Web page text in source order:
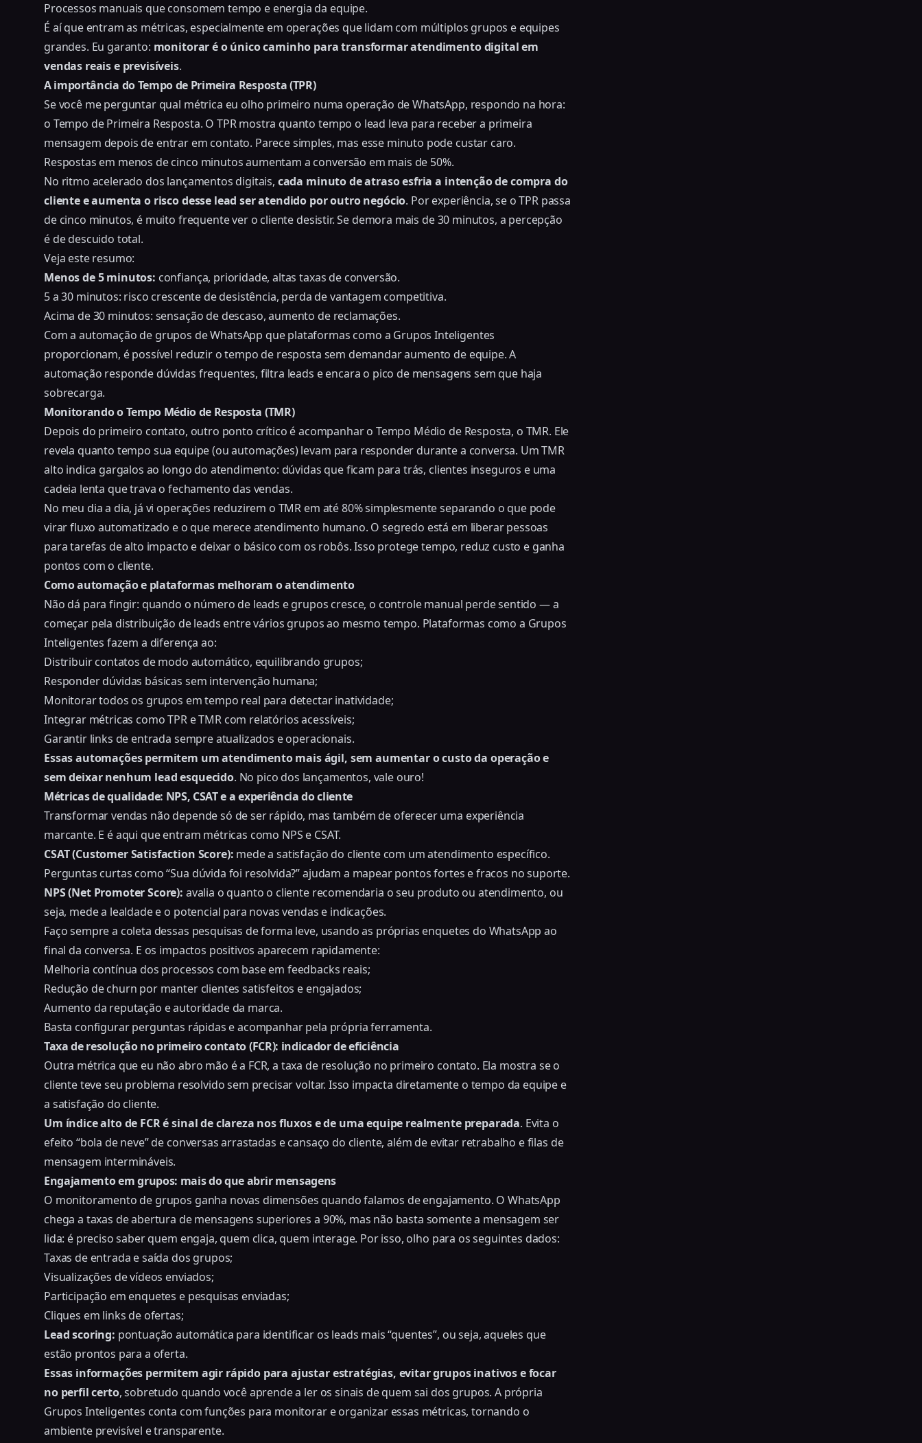
Processos manuais que consomem tempo e energia da equipe.
É aí que entram as métricas, especialmente em operações que lidam com múltiplos grupos e equipes
grandes. Eu garanto: monitorar é o único caminho para transformar atendimento digital em
vendas reais e previsíveis.
A importância do Tempo de Primeira Resposta (TPR)
Se você me perguntar qual métrica eu olho primeiro numa operação de WhatsApp, respondo na hora:
o Tempo de Primeira Resposta. O TPR mostra quanto tempo o lead leva para receber a primeira
mensagem depois de entrar em contato. Parece simples, mas esse minuto pode custar caro.
Respostas em menos de cinco minutos aumentam a conversão em mais de 50%.
No ritmo acelerado dos lançamentos digitais, cada minuto de atraso esfria a intenção de compra do
cliente e aumenta o risco desse lead ser atendido por outro negócio. Por experiência, se o TPR passa
de cinco minutos, é muito frequente ver o cliente desistir. Se demora mais de 30 minutos, a percepção
é de descuido total.
Veja este resumo:
Menos de 5 minutos: confiança, prioridade, altas taxas de conversão.
5 a 30 minutos: risco crescente de desistência, perda de vantagem competitiva.
Acima de 30 minutos: sensação de descaso, aumento de reclamações.
Com a automação de grupos de WhatsApp que plataformas como a Grupos Inteligentes
proporcionam, é possível reduzir o tempo de resposta sem demandar aumento de equipe. A
automação responde dúvidas frequentes, filtra leads e encara o pico de mensagens sem que haja
sobrecarga.
Monitorando o Tempo Médio de Resposta (TMR)
Depois do primeiro contato, outro ponto crítico é acompanhar o Tempo Médio de Resposta, o TMR. Ele
revela quanto tempo sua equipe (ou automações) levam para responder durante a conversa. Um TMR
alto indica gargalos ao longo do atendimento: dúvidas que ficam para trás, clientes inseguros e uma
cadeia lenta que trava o fechamento das vendas.
No meu dia a dia, já vi operações reduzirem o TMR em até 80% simplesmente separando o que pode
virar fluxo automatizado e o que merece atendimento humano. O segredo está em liberar pessoas
para tarefas de alto impacto e deixar o básico com os robôs. Isso protege tempo, reduz custo e ganha
pontos com o cliente.
Como automação e plataformas melhoram o atendimento
Não dá para fingir: quando o número de leads e grupos cresce, o controle manual perde sentido — a
começar pela distribuição de leads entre vários grupos ao mesmo tempo. Plataformas como a Grupos
Inteligentes fazem a diferença ao:
Distribuir contatos de modo automático, equilibrando grupos;
Responder dúvidas básicas sem intervenção humana;
Monitorar todos os grupos em tempo real para detectar inatividade;
Integrar métricas como TPR e TMR com relatórios acessíveis;
Garantir links de entrada sempre atualizados e operacionais.
Essas automações permitem um atendimento mais ágil, sem aumentar o custo da operação e
sem deixar nenhum lead esquecido. No pico dos lançamentos, vale ouro!
Métricas de qualidade: NPS, CSAT e a experiência do cliente
Transformar vendas não depende só de ser rápido, mas também de oferecer uma experiência
marcante. E é aqui que entram métricas como NPS e CSAT.
CSAT (Customer Satisfaction Score): mede a satisfação do cliente com um atendimento específico.
Perguntas curtas como “Sua dúvida foi resolvida?” ajudam a mapear pontos fortes e fracos no suporte.
NPS (Net Promoter Score): avalia o quanto o cliente recomendaria o seu produto ou atendimento, ou
seja, mede a lealdade e o potencial para novas vendas e indicações.
Faço sempre a coleta dessas pesquisas de forma leve, usando as próprias enquetes do WhatsApp ao
final da conversa. E os impactos positivos aparecem rapidamente:
Melhoria contínua dos processos com base em feedbacks reais;
Redução de churn por manter clientes satisfeitos e engajados;
Aumento da reputação e autoridade da marca.
Basta configurar perguntas rápidas e acompanhar pela própria ferramenta.
Taxa de resolução no primeiro contato (FCR): indicador de eficiência
Outra métrica que eu não abro mão é a FCR, a taxa de resolução no primeiro contato. Ela mostra se o
cliente teve seu problema resolvido sem precisar voltar. Isso impacta diretamente o tempo da equipe e
a satisfação do cliente.
Um índice alto de FCR é sinal de clareza nos fluxos e de uma equipe realmente preparada. Evita o
efeito “bola de neve” de conversas arrastadas e cansaço do cliente, além de evitar retrabalho e filas de
mensagem intermináveis.
Engajamento em grupos: mais do que abrir mensagens
O monitoramento de grupos ganha novas dimensões quando falamos de engajamento. O WhatsApp
chega a taxas de abertura de mensagens superiores a 90%, mas não basta somente a mensagem ser
lida: é preciso saber quem engaja, quem clica, quem interage. Por isso, olho para os seguintes dados:
Taxas de entrada e saída dos grupos;
Visualizações de vídeos enviados;
Participação em enquetes e pesquisas enviadas;
Cliques em links de ofertas;
Lead scoring: pontuação automática para identificar os leads mais “quentes”, ou seja, aqueles que
estão prontos para a oferta.
Essas informações permitem agir rápido para ajustar estratégias, evitar grupos inativos e focar
no perfil certo, sobretudo quando você aprende a ler os sinais de quem sai dos grupos. A própria
Grupos Inteligentes conta com funções para monitorar e organizar essas métricas, tornando o
ambiente previsível e transparente.